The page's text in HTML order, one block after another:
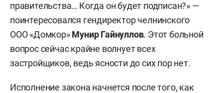
правительства… Когда он будет подписан?» —
поинтересовался гендиректор челнинского
ООО «Домкор»Мунир Гайнуллов. Этот больной
вопрос сейчас крайне волнует всех
застройщиков, ведь ясности до сих пор нет.
Исполнение закона начнется после того, как